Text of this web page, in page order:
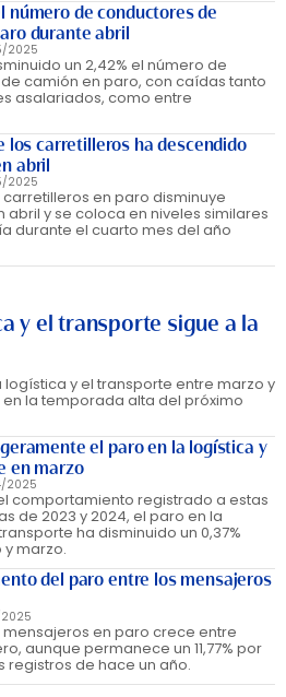
número de conductores de
durante abril
2025
un 2,42% el número de
camión en paro, con caídas tanto
asalariados, como entre
los carretilleros ha descendido
abril
2025
carretilleros en paro disminuye
abril y se coloca en niveles similares
durante el cuarto mes del año
y el transporte sigue a la
y el transporte entre marzo y
la temporada alta del próximo
el paro en la logística y
en marzo
2025
comportamiento registrado a estas
de 2023 y 2024, el paro en la
ha disminuido un 0,37%
marzo.
del paro entre los mensajeros
mensajeros en paro crece entre
aunque permanece un 11,77% por
registros de hace un año.